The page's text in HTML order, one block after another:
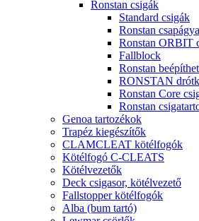
Ronstan csigák
Standard csigák
Ronstan
Ronstan ORBIT
Fallblock
Ronstan
RONSTAN
Ronstan Core
Ronstan
Genoa tartozékok
Trapéz kiegészítők
CLAMCLEAT kötélfogók
Kötélfogó C-CLEATS
Kötélvezetők
Deck csigasor, kötélvezető
Fallstopper kötélfogók
Alba (bum tartó)